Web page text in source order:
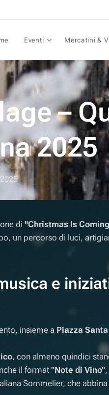
Eventi Mercatini &
–
2025
di "Christmas Is
un percorso di luci,
e
insieme a Piazza
, con almeno quindici
il format "Note di Vino"
Sommelier, che